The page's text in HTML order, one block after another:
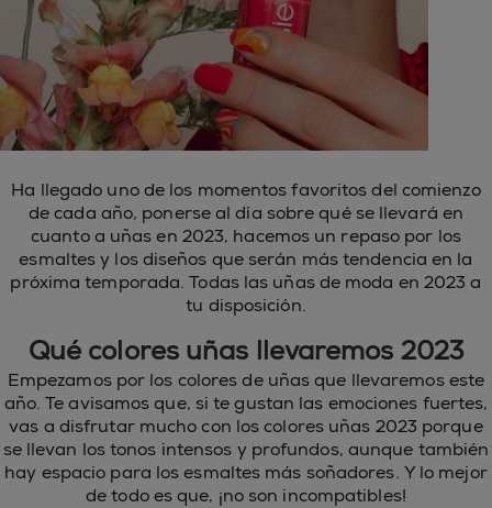
Ha llegado uno de los momentos favoritos del comienzo
de cada año, ponerse al día sobre qué se llevará en
cuanto a uñas en 2023, hacemos un repaso por los
esmaltes y los diseños que serán más tendencia en la
próxima temporada. Todas las uñas de moda en 2023 a
tu disposición.
Qué colores uñas llevaremos 2023
Empezamos por los colores de uñas que llevaremos este
año. Te avisamos que, si te gustan las emociones fuertes,
vas a disfrutar mucho con los colores uñas 2023 porque
se llevan los tonos intensos y profundos, aunque también
hay espacio para los esmaltes más soñadores. Y lo mejor
de todo es que, ¡no son incompatibles!